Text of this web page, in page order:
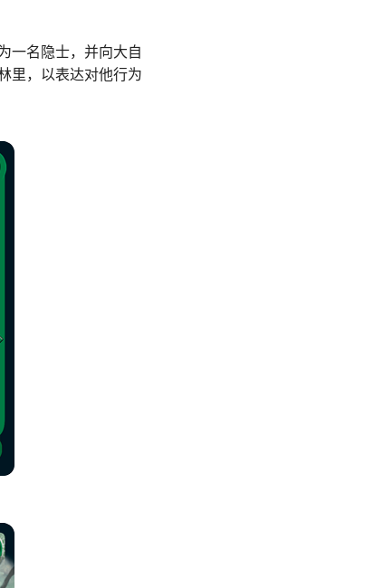
一名隐士，并向大自
里，以表达对他行为